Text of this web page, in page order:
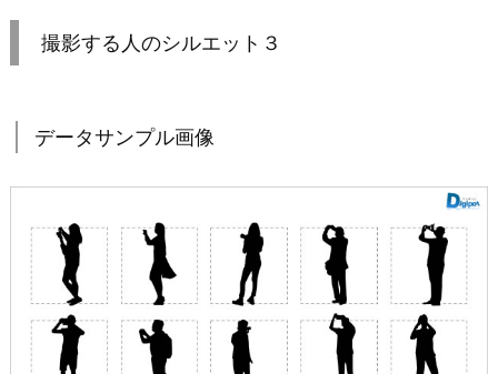
撮影する人のシルエット３
データサンプル画像